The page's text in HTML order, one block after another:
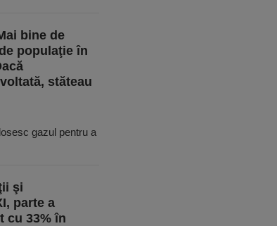
bine de
populaţie în
stăteau
gazul pentru a
şi
parte a
cu 33% în